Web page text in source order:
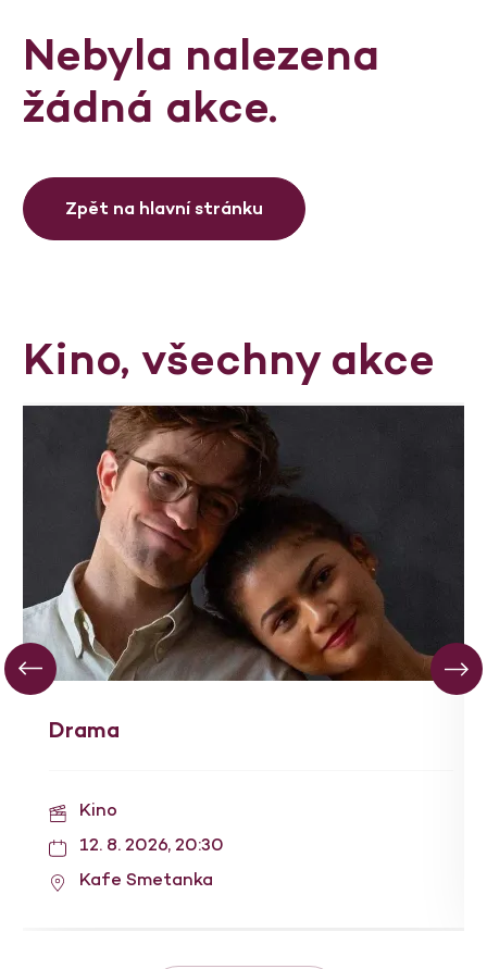
Nebyla nalezena
žádná akce.
Zpět na hlavní stránku
Kino, všechny akce
Drama
Kino
12. 8. 2026, 20:30
Kafe Smetanka